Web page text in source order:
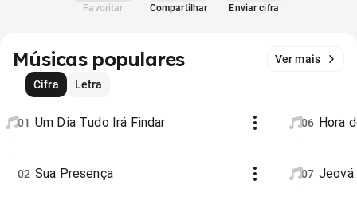
Favoritar Compartilhar Enviar cifra
Músicas populares
Ver mais
Cifra
Letra
01 Um Dia Tudo Irá Findar
02 Sua Presença
06 Hora
07 Jeová